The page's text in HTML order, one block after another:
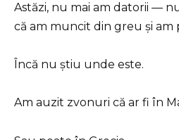
Astăzi, nu mai am datorii —
că am muncit din greu și am
Încă nu știu unde este.
Am auzit zvonuri că ar fi în